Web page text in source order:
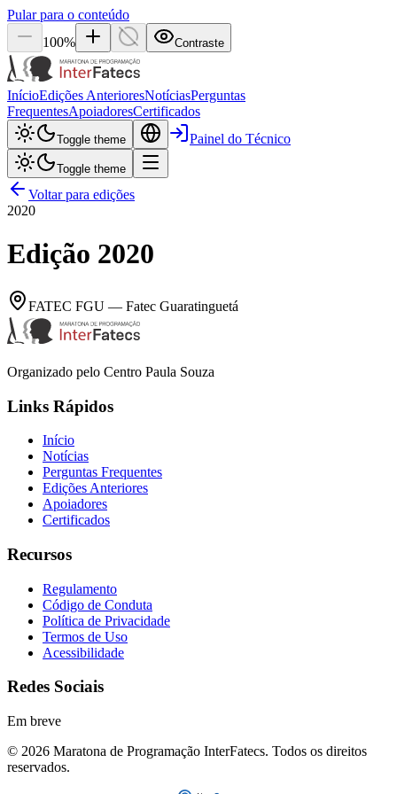
Pular para o conteúdo
100% Contraste
InícioEdições AnterioresNotíciasPerguntas
FrequentesApoiadoresCertificados
Toggle theme Painel do Técnico
Toggle theme
Voltar para edições
2020
Edição 2020
FATEC FGU — Fatec Guaratinguetá
Organizado pelo Centro Paula Souza
Links Rápidos
Início
Notícias
Perguntas Frequentes
Edições Anteriores
Apoiadores
Certificados
Recursos
Regulamento
Código de Conduta
Política de Privacidade
Termos de Uso
Acessibilidade
Redes Sociais
Em breve
© 2026 Maratona de Programação InterFatecs. Todos os direitos
reservados.